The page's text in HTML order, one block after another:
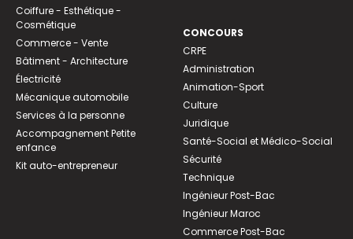
Coiffure - Esthétique -
Cosmétique
Commerce - Vente
Bâtiment - Architecture
Électricité
Mécanique automobile
Services à la personne
Accompagnement Petite
enfance
Kit auto-entrepreneur
CONCOURS
CRPE
Administration
Animation-Sport
Culture
Juridique
Santé-Social et Médico-Social
Sécurité
Technique
Ingénieur Post-Bac
Ingénieur Maroc
Commerce Post-Bac